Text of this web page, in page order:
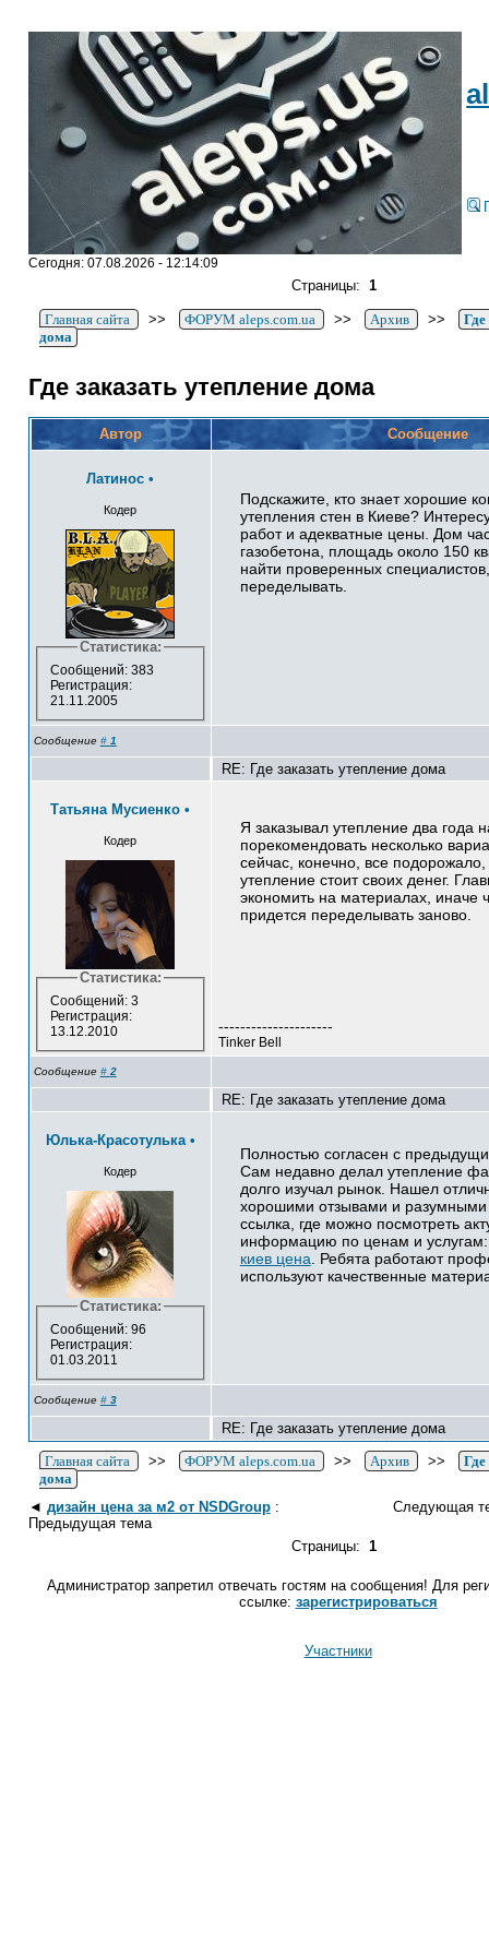
Сегодня: 07.08.2026 - 12:14:09
Страницы: 1
Главная сайта >> ФОРУМ aleps.com.ua >> Архив >>
Где
дома
Где заказать утепление дома
Автор Сообщение
Латинос •
Кодер
Статистика:
Сообщений: 383
Регистрация:
21.11.2005
Подскажите, кто знает хорошие
утепления стен в Киеве?
работ и адекватные цены. Дом
газобетона, площадь около 150
найти проверенных
переделывать.
Сообщение # 1
RE: Где заказать утепление дома
Татьяна Мусиенко •
Кодер
Статистика:
Сообщений: 3
Регистрация:
13.12.2010
Я заказывал утепление два года
порекомендовать несколько
сейчас, конечно, все подорожало,
утепление стоит своих денег.
экономить на материалах, иначе
придется переделывать заново.
---------------------
Tinker Bell
Сообщение # 2
RE: Где заказать утепление дома
Юлька-Красотулька •
Кодер
Статистика:
Сообщений: 96
Регистрация:
01.03.2011
Полностью согласен с
Сам недавно делал утепление
долго изучал рынок. Нашел
хорошими отзывами и
ссылка, где можно посмотреть
информацию по ценам и
киев цена. Ребята работают
используют качественные
Сообщение # 3
RE: Где заказать утепление дома
Главная сайта
>> ФОРУМ aleps.com.ua >> Архив >>
Где
дома
◄ дизайн цена за м2 от NSDGroup:
Предыдущая тема
Следующая
Страницы: 1
Администратор запретил отвечать гостям на сообщения! Для
ссылке: зарегистрироваться
Участники